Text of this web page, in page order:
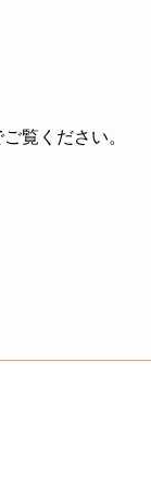
覧ください。